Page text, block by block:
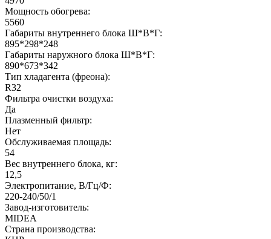
Мощность обогрева:
5560
Габариты внутреннего блока Ш*В*Г:
895*298*248
Габариты наружного блока Ш*В*Г:
890*673*342
Тип хладагента (фреона):
R32
Фильтра очистки воздуха:
Да
Плазменный фильтр:
Нет
Обслуживаемая площадь:
54
Вес внутреннего блока, кг:
12,5
Электропитание, В/Гц/Ф:
220-240/50/1
Завод-изготовитель:
MIDEA
Страна производства: